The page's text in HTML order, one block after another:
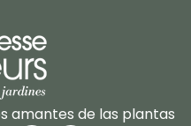
amantes de las plantas